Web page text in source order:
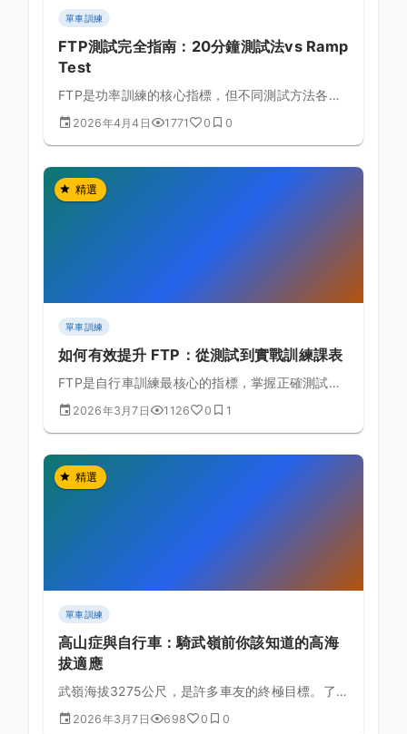
單車訓練
FTP測試完全指南：20分鐘測試法vs Ramp
Test
FTP是功率訓練的核心指標，但不同測試方法各有
優缺點，本文深入比較兩種主流測試法，幫助你找
到最準確的測試方式。
2026年4月4日 1771 0 0
精選
單車訓練
如何有效提升 FTP：從測試到實戰訓練課表
FTP是自行車訓練最核心的指標，掌握正確測試方
式與提升策略讓你突破瓶頸
2026年3月7日 1126 0 1
精選
單車訓練
高山症與自行車：騎武嶺前你該知道的高海
拔適應
武嶺海拔3275公尺，是許多車友的終極目標。了解
高山症的成因與預防，才能安全完成這趟高海拔挑
戰。
2026年3月7日 698 0 0